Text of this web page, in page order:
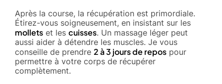
Après la course, la récupération est primordiale.
Étirez-vous soigneusement, en insistant sur les
mollets et les cuisses. Un massage léger peut
aussi aider à détendre les muscles. Je vous
conseille de prendre 2 à 3 jours de repos pour
permettre à votre corps de récupérer
complètement.